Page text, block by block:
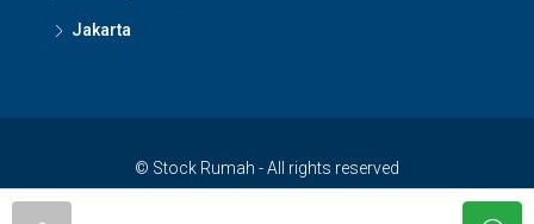
Jakarta
© Stock Rumah - All rights reserved